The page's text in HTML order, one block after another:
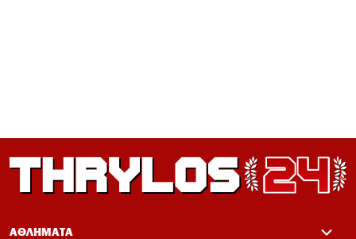
ΑΘΛΗΜΑΤΑ